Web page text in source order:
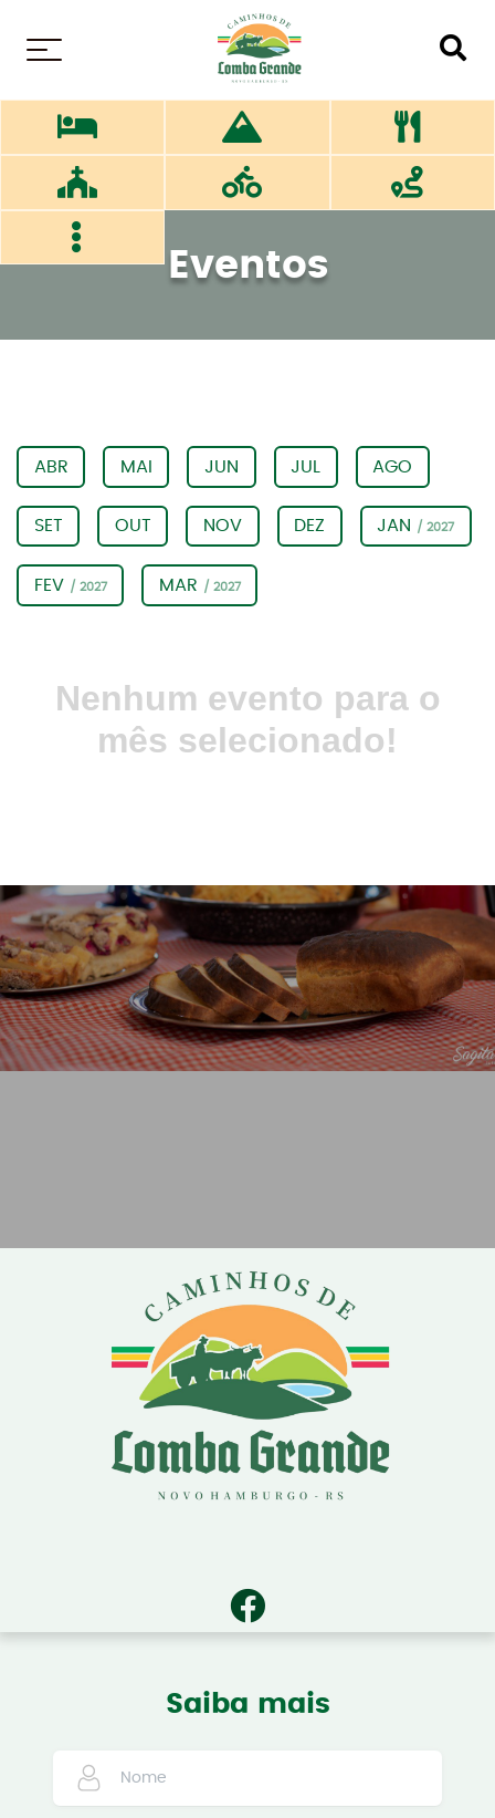
Eventos
ABR MAI JUN JUL AGO
SET OUT NOV DEZ JAN / 2027
FEV / 2027 MAR / 2027
Nenhum evento para o
mês selecionado!
Saiba mais